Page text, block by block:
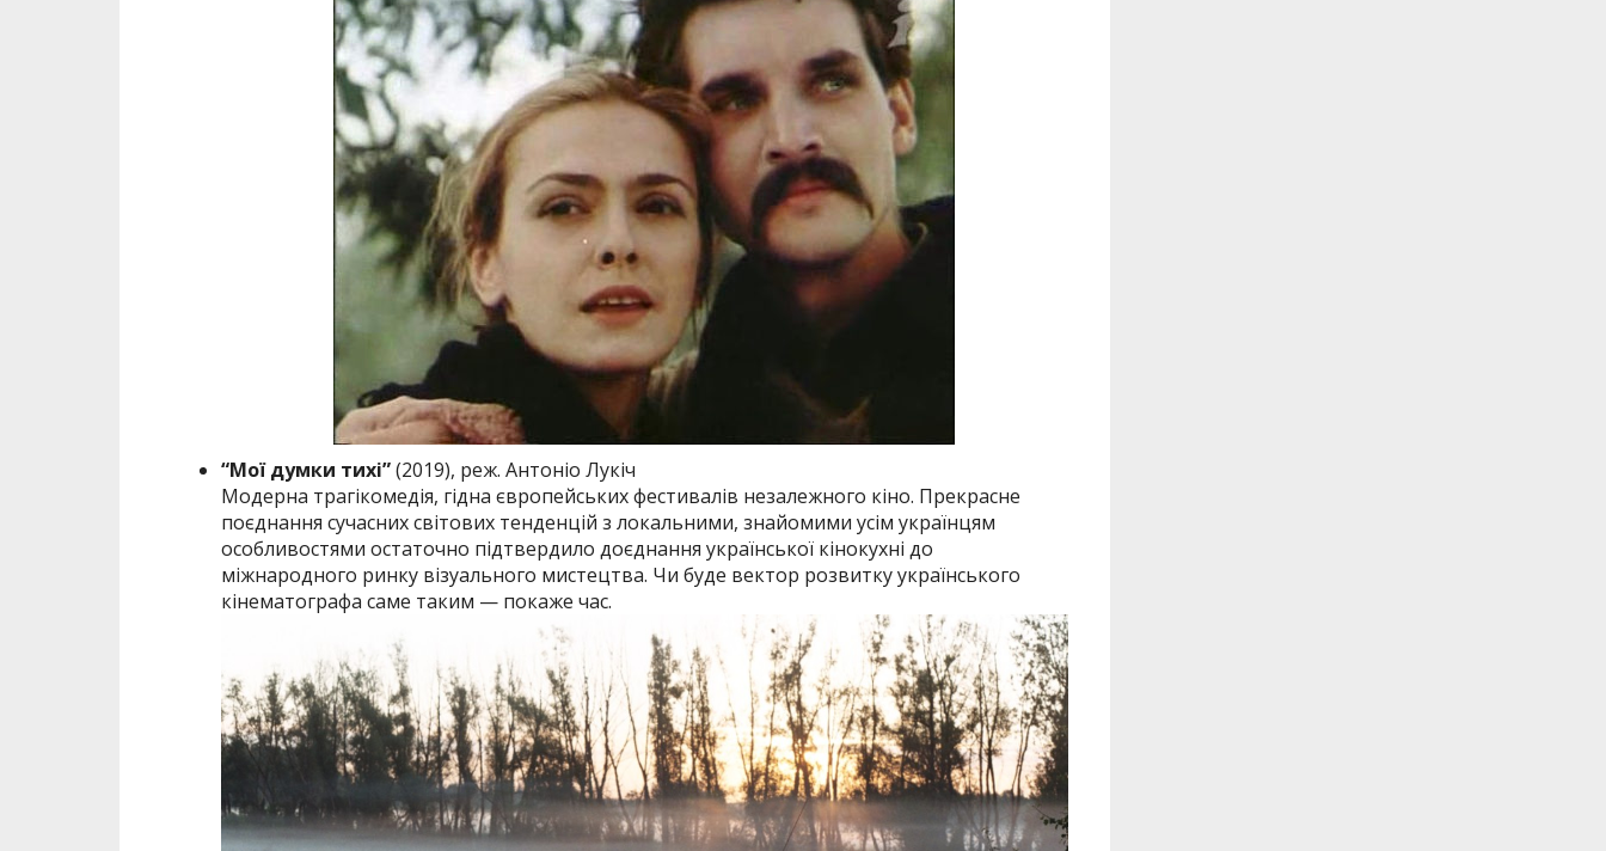
“Мої думки тихі”(2019), реж. Антоніо Лукіч
Модерна трагікомедія, гідна європейських фестивалів незалежного кіно. Прекрасне
поєднання сучасних світових тенденцій з локальними, знайомими усім українцям
особливостями остаточно підтвердило доєднання української кінокухні до
міжнародного ринку візуального мистецтва. Чи буде вектор розвитку українського
кінематографа саме таким — покаже час.